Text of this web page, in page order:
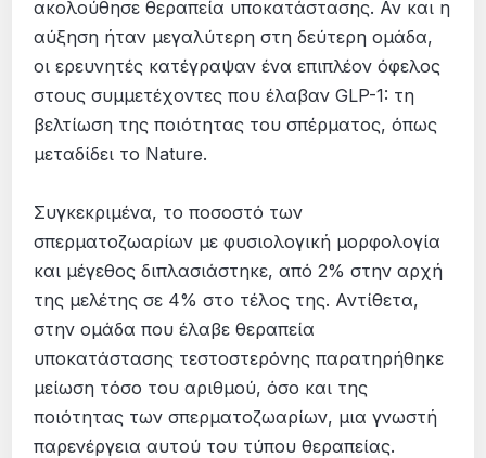
ακολούθησε θεραπεία υποκατάστασης. Αν και η
αύξηση ήταν μεγαλύτερη στη δεύτερη ομάδα,
οι ερευνητές κατέγραψαν ένα επιπλέον όφελος
στους συμμετέχοντες που έλαβαν GLP-1: τη
βελτίωση της ποιότητας του σπέρματος, όπως
μεταδίδει το Nature.
Συγκεκριμένα, το ποσοστό των
σπερματοζωαρίων με φυσιολογική μορφολογία
και μέγεθος διπλασιάστηκε, από 2% στην αρχή
της μελέτης σε 4% στο τέλος της. Αντίθετα,
στην ομάδα που έλαβε θεραπεία
υποκατάστασης τεστοστερόνης παρατηρήθηκε
μείωση τόσο του αριθμού, όσο και της
ποιότητας των σπερματοζωαρίων, μια γνωστή
παρενέργεια αυτού του τύπου θεραπείας.